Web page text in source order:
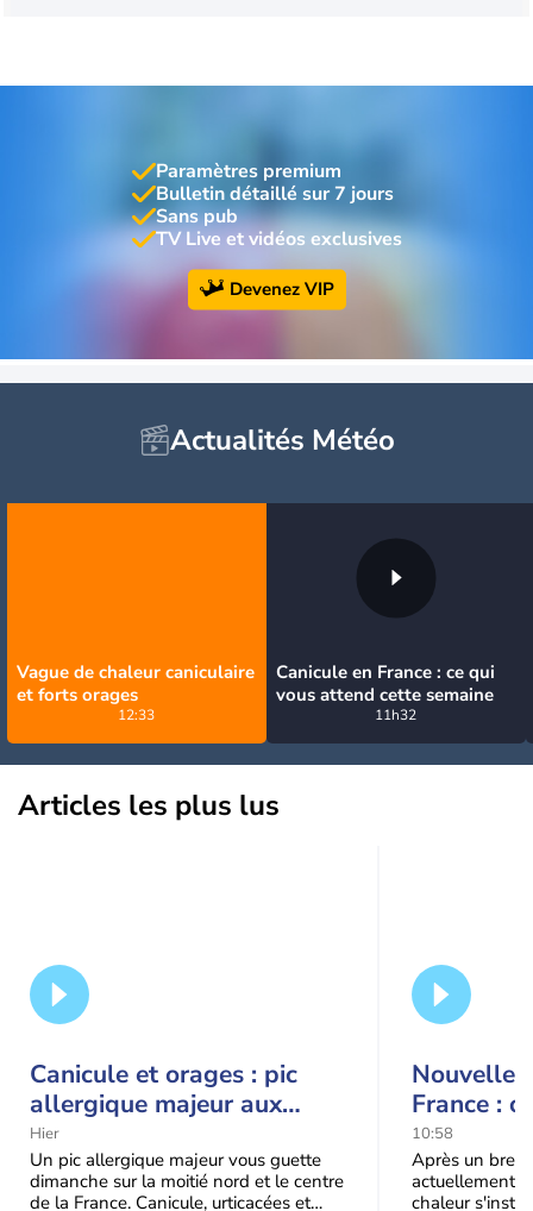
Paramètres premium
Bulletin détaillé sur 7 jours
Sans pub
TV Live et vidéos exclusives
Devenez VIP
Actualités Météo
Vague de chaleur caniculaire
et forts orages
12:33
Canicule en France : ce qui
vous attend cette semaine
11h32
Articles les plus lus
Canicule et orages : pic
allergique majeur aux
urticacées sur la moitié
nord
Hier
Un pic allergique majeur vous guette
dimanche sur la moitié nord et le centre
de la France. Canicule, urticacées et
Nouvelle
France :
10:58
Après un bref
actuellement,
chaleur